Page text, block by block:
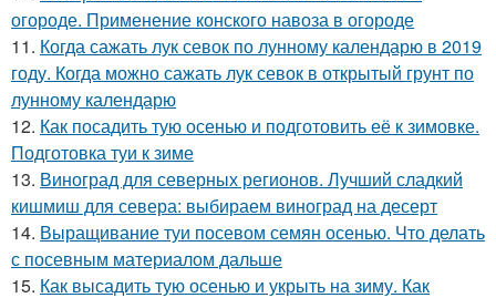
огороде. Применение конского навоза в огороде
11. Когда сажать лук севок по лунному календарю в 2019
году. Когда можно сажать лук севок в открытый грунт по
лунному календарю
12. Как посадить тую осенью и подготовить её к зимовке.
Подготовка туи к зиме
13. Виноград для северных регионов. Лучший сладкий
кишмиш для севера: выбираем виноград на десерт
14. Выращивание туи посевом семян осенью. Что делать
с посевным материалом дальше
15. Как высадить тую осенью и укрыть на зиму. Как